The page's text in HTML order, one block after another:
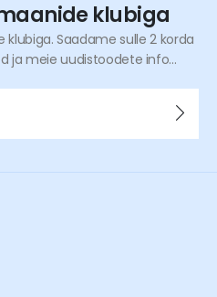
klubiga
Saadame sulle 2 korda
ja meie uudistoodete info...